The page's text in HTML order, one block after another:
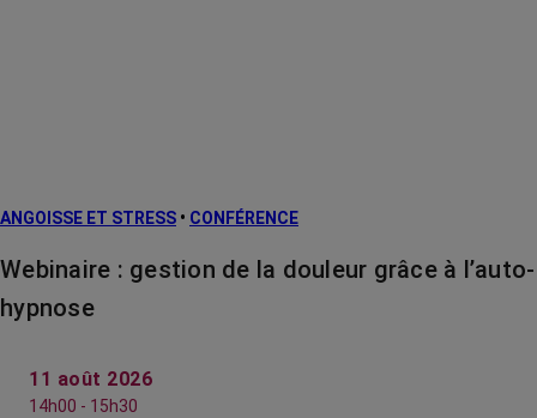
ANGOISSE ET STRESS • CONFÉRENCE
Webinaire : gestion de la douleur grâce à l’auto-
hypnose
11 août 2026
14h00 - 15h30